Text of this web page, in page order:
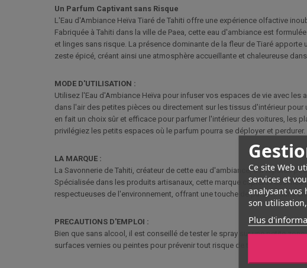
Ce site Web
services et
analysant vos
son
Plus
Un Parfum Captivant sans Risque
L'Eau d'Ambiance Heïva Tiaré de Tahiti offre une expérience olfactive
Fabriquée à Tahiti dans la ville de Paea, cette eau d'ambiance est
et linges sans risque. La présence dominante de la fleur de Tiaré
zeste épicé, créant ainsi une atmosphère accueillante et chaleureuse
MODE D'UTILISATION :
Utilisez l'Eau d'Ambiance Heïva pour infuser vos espaces de vie avec
dans l'air des petites pièces ou directement sur les tissus d'intérieur
en fait un choix sûr et efficace pour parfumer l'intérieur des voitures, les
privilégiez les petits espaces où le parfum pourra se déployer et perdurer.
LA MARQUE :
La Savonnerie de Tahiti, créateur de cette eau d'ambiance, est réputée
Spécialisée dans les produits artisanaux, cette marque capture
respectueuses de l'environnement, offrant une touche de paradis dans
PRECAUTIONS D'EMPLOI :
Bien que sans alcool, il est conseillé de tester le spray sur une petite
surfaces vernies ou peintes pour prévenir tout risque de tache ou de